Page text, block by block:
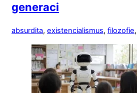
generaci
absurdita, existencialismus, filozofie,